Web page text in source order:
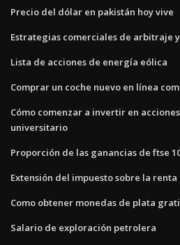
Precio del dólar en pakistán hoy vive
Estrategias comerciales de arbitraje
Lista de acciones de energía eólica
Comprar un coche nuevo en línea
Cómo comenzar a invertir en
universitario
Proporción de las ganancias de ftse
Extensión del impuesto sobre la renta
Como obtener monedas de plata
Salario de exploración petrolera